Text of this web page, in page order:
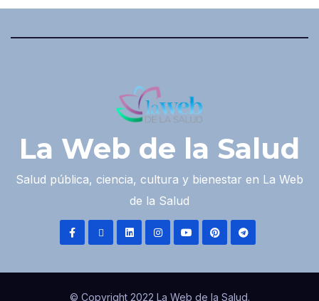
La Web de la Salud
Salud pública, ciencia, cultura y bienestar en La Web
de la Salud
© Copyright 2022 La Web de la Salud.